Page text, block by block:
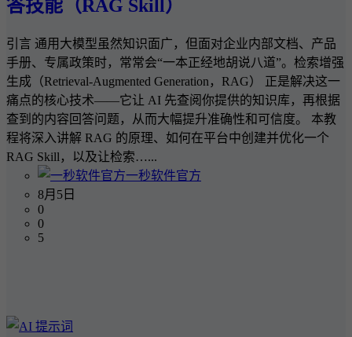
答技能（RAG Skill）
引言 通用大模型虽然知识面广，但面对企业内部文档、产品
手册、专属政策时，常常会“一本正经地胡说八道”。检索增强
生成（Retrieval-Augmented Generation，RAG） 正是解决这一
痛点的核心技术——它让 AI 先查阅你提供的知识库，再根据
查到的内容回答问题，从而大幅提升准确性和可信度。 本教
程将深入讲解 RAG 的原理、如何在平台中创建并优化一个
RAG Skill，以及让检索…...
一秒软件官方
8月5日
0
0
5